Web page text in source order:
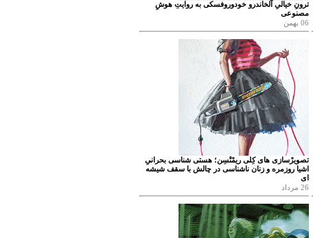
ترونِ خیالیِ آلخاندرو خودوروفسکی به روایتِ هوشِ
مصنوعی
06 بهمن
تصویرْسازی های کِلی ریمْتْسِن؛ هستی شناسی بحرانیِ
اشیا روزمره و زنان ناشناسی در چالش با سقف شیشه
ای
26 مرداد